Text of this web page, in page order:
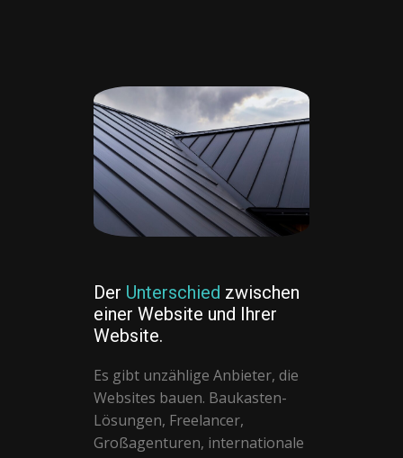
Der Unterschied zwischen
einer Website und Ihrer
Website.
Es gibt unzählige Anbieter, die
Websites bauen. Baukasten-
Lösungen, Freelancer,
Großagenturen, internationale